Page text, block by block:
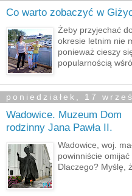
Co warto zobaczyć w
Żeby przyjechać
okresie letnim nie
ponieważ cieszy
popularnością
poniedziałek, 17
Wadowice. Muzeum Dom
rodzinny Jana Pawła II.
Wadowice, woj.
powinniście omijać
Dlaczego? Myślę,